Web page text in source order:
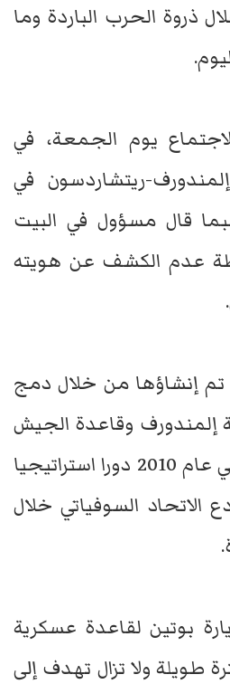
ذروة الحرب الباردة وما
يوم الجمعة، في
ريتشاردسون في
قال مسؤول في البيت
عدم الكشف عن هويته
تم إنشاؤها من خلال دمج
إلمندورف وقاعدة الجيش
فورت ريتشاردسون في عام 2010 دورا استراتيجيا
الاتحاد السوفياتي خلال
بوتين لقاعدة عسكرية
طويلة ولا تزال تهدف إلى